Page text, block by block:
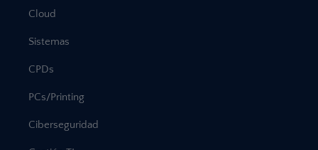
Cloud
Sistemas
CPDs
PCs/Printing
Ciberseguridad